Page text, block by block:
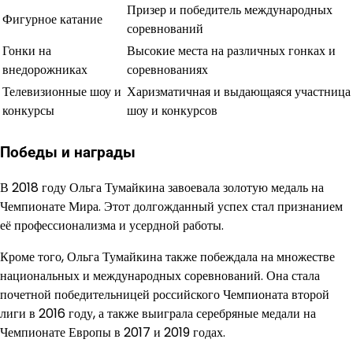
Фигурное катание
Призер и победитель международных
соревнований
Гонки на
внедорожниках
Высокие места на различных гонках и
соревнованиях
Телевизионные шоу и
конкурсы
Харизматичная и выдающаяся участница
шоу и конкурсов
Победы и награды
В 2018 году Ольга Тумайкина завоевала золотую медаль на
Чемпионате Мира. Этот долгожданный успех стал признанием
её профессионализма и усердной работы.
Кроме того, Ольга Тумайкина также побеждала на множестве
национальных и международных соревнований. Она стала
почетной победительницей российского Чемпионата второй
лиги в 2016 году, а также выиграла серебряные медали на
Чемпионате Европы в 2017 и 2019 годах.